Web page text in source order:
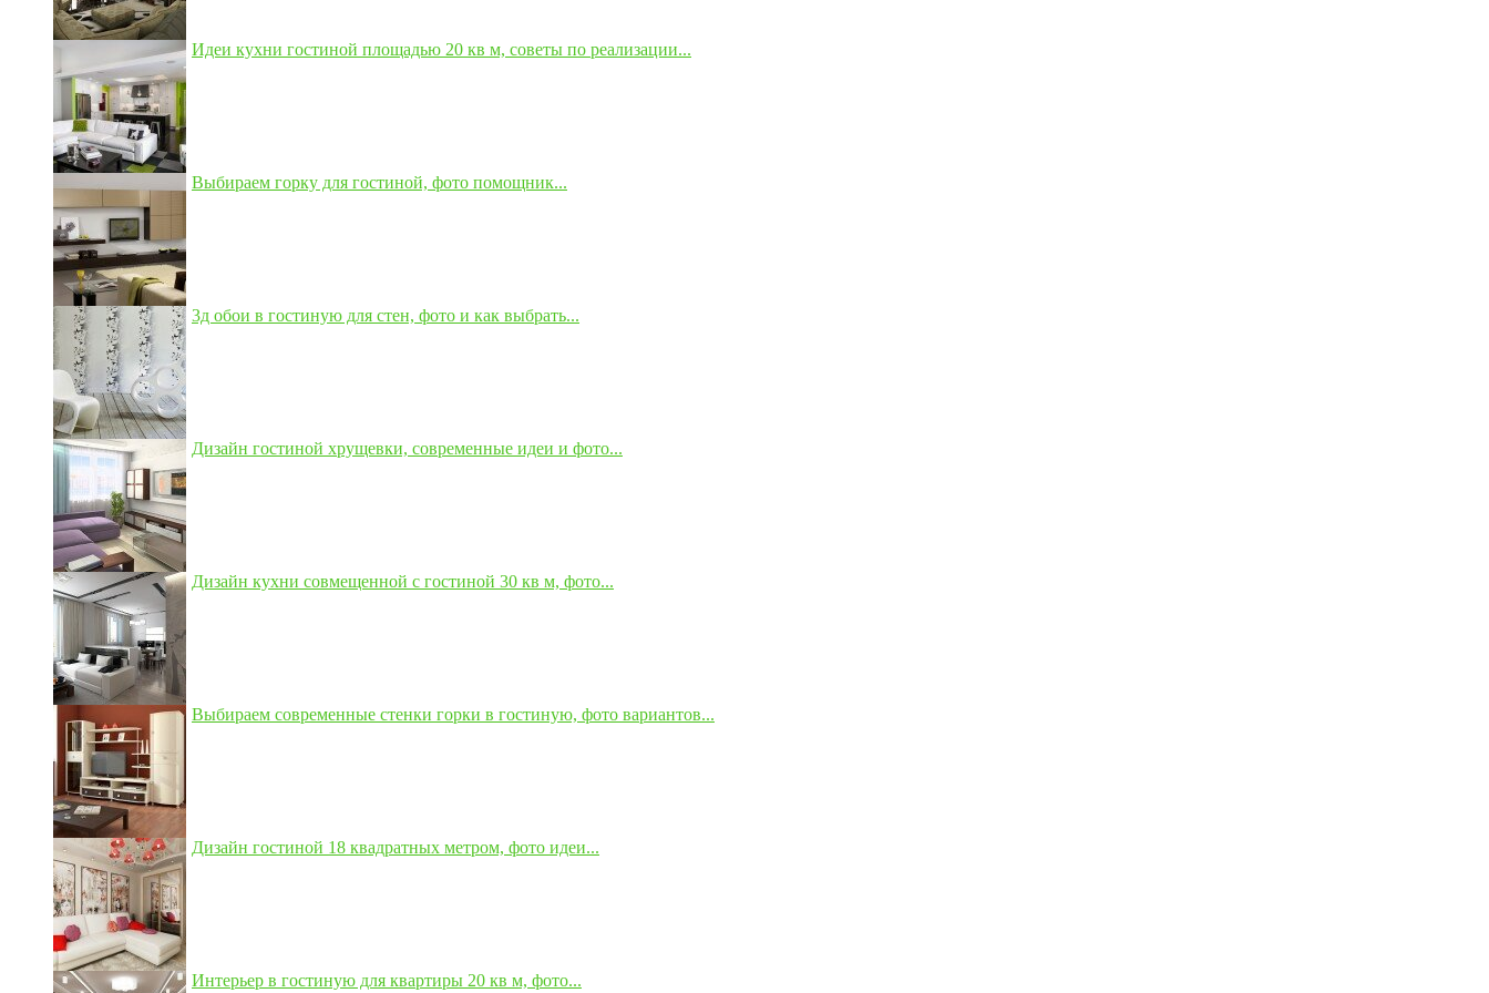
Идеи кухни гостиной площадью 20 кв м, советы по реализации...
Выбираем горку для гостиной, фото помощник...
3д обои в гостиную для стен, фото и как выбрать...
Дизайн гостиной хрущевки, современные идеи и фото...
Дизайн кухни совмещенной с гостиной 30 кв м, фото...
Выбираем современные стенки горки в гостиную, фото вариантов...
Дизайн гостиной 18 квадратных метром, фото идеи...
Интерьер в гостиную для квартиры 20 кв м, фото...